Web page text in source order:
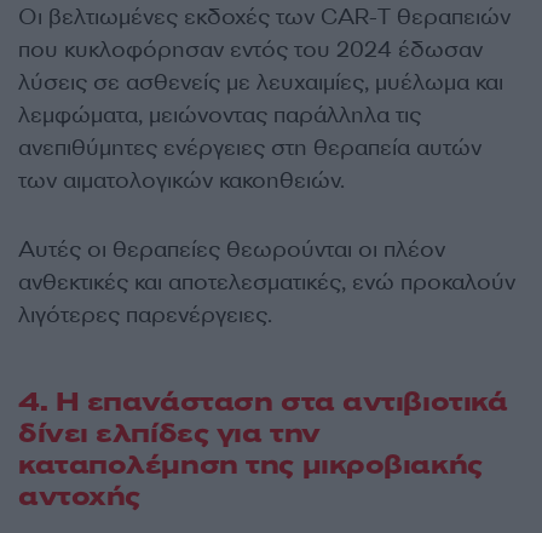
Οι βελτιωμένες εκδοχές των CAR-T θεραπειών
που κυκλοφόρησαν εντός του 2024 έδωσαν
λύσεις σε ασθενείς με λευχαιμίες, μυέλωμα και
λεμφώματα, μειώνοντας παράλληλα τις
ανεπιθύμητες ενέργειες στη θεραπεία αυτών
των αιματολογικών κακοηθειών.
Αυτές οι θεραπείες θεωρούνται οι πλέον
ανθεκτικές και αποτελεσματικές, ενώ προκαλούν
λιγότερες παρενέργειες.
4. Η επανάσταση στα αντιβιοτικά
δίνει ελπίδες για την
καταπολέμηση της μικροβιακής
αντοχής